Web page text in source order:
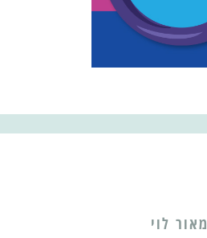
מאור לוי